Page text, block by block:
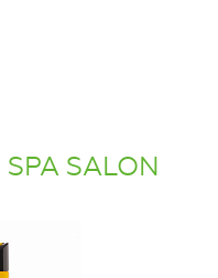
SPA SALON